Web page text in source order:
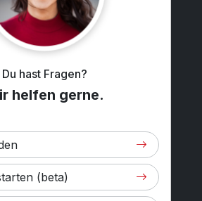
Du hast Fragen?
helfen gerne.
(beta)